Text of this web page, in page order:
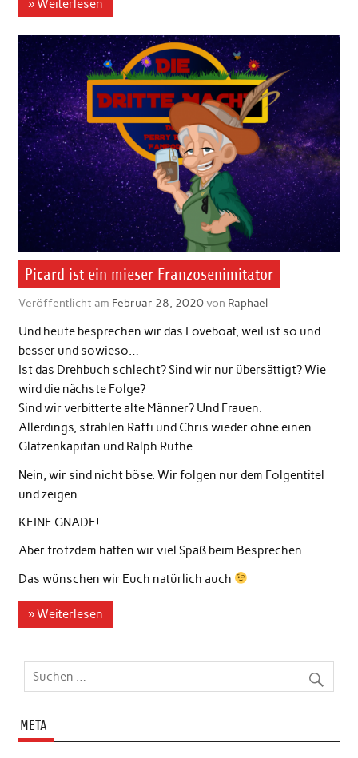
» Weiterlesen
Picard ist ein mieser Franzosenimitator
Veröffentlicht am Februar 28, 2020von Raphael
Und heute besprechen wir das Loveboat, weil ist so und
besser und sowieso…
Ist das Drehbuch schlecht? Sind wir nur übersättigt? Wie
wird die nächste Folge?
Sind wir verbitterte alte Männer? Und Frauen.
Allerdings, strahlen Raffi und Chris wieder ohne einen
Glatzenkapitän und Ralph Ruthe.
Nein, wir sind nicht böse. Wir folgen nur dem Folgentitel
und zeigen
KEINE GNADE!
Aber trotzdem hatten wir viel Spaß beim Besprechen
Das wünschen wir Euch natürlich auch
» Weiterlesen
META